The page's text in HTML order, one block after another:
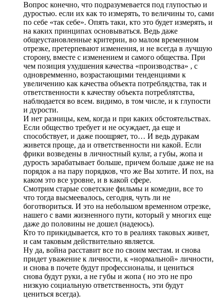
Вопрос конечно, что подразумевается под глупостью и
дуростью. если их как то измерять, то величины то, сами
по себе «так себе». Опять таки, кто это будет измерять, и
на каких принципах основываться. Ведь даже
общеустановленные критерии, во малом временном
отрезке, претерпевают изменения, и не всегда в лучшую
сторону, вместе с изменением и самого общества. При
чем позиция ухудшения качества «производства» , с
одновремменно, возрастающими тенденциями к
увеличению как качества объекта потреблядства, так и
ответственности к качеству объекта потреблятства,
наблюдается во всем. видимо, в том числе, и к глупости
и дурости.
И нет разницы, кем, когда и при каких обстоятельствах.
Если общество требует и не осуждает, да еще и
способствует, и даже поощряет, то… И ведь дуракам
живется проще, да и ответственности ни какой. Если
фрики возведены в личностный культ, а губы, жопа и
дурость зарабатывает больше, причем больше даже не на
порядок а на пару порядков, что же Вы хотите. И пох, на
каком это все уровне, и в какой сфере.
Смотрим старые советские фильмы и комедии, все то
что тогда высмеевалось, сегодня, чуть ли не
боготвориться. И это на небольшом временном отрезке,
нашего с вами жизненного пути, который у многих еще
даже до половины не дошел (надеюсь).
Кто то прикидывается, кто то в реалиях таковых живет,
и сам таковым действительно является.
Ну да, война расставит все по своим местам. и снова
придет уважение к личности, к «нормальной» личности,
и снова в почете будут профессионалы, и цениться
снова будут руки, а не губы и жопа ( но это не про
низкую социальную ответственность, эти будут
цениться всегда).